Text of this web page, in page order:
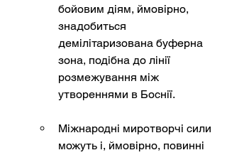
бойовим діям, ймовірно,
знадобиться
демілітаризована буферна
зона, подібна до лінії
розмежування між
утвореннями в Боснії.
Міжнародні миротворчі сили
можуть і, ймовірно, повинні